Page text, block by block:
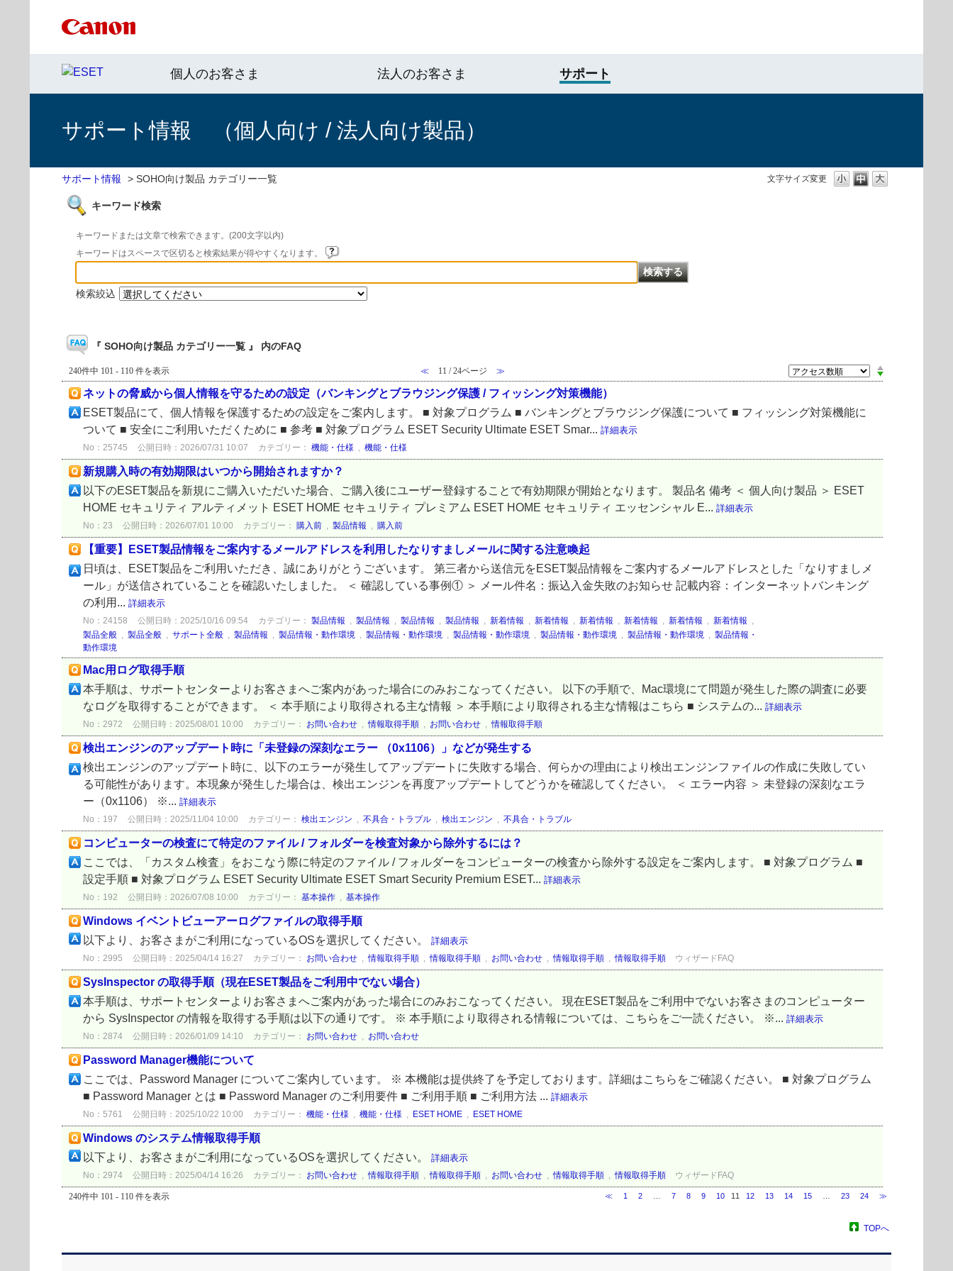
個人のお客さま 法人のお客さま サポート
サポート情報 （個人向け / 法人向け製品）
文字サイズ変更
サポート情報 > SOHO向け製品 カテゴリー一覧
キーワード検索
キーワードまたは文章で検索できます。(200文字以内)
キーワードはスペースで区切ると検索結果が得やすくなります。
検索絞込
『 SOHO向け製品 カテゴリー一覧 』 内のFAQ
240件中 101 - 110 件を表示 ≪ 11 / 24ページ ≫
ネットの脅威から個人情報を守るための設定（バンキングとブラウジング保護 / フィッシング対策機能）
ESET製品にて、個人情報を保護するための設定をご案内します。 ■ 対象プログラム ■ バンキングとブラウジング保護について ■ フィッシング対策機能に
ついて ■ 安全にご利用いただくために ■ 参考 ■ 対象プログラム ESET Security Ultimate ESET Smar... 詳細表示
No：25745 公開日時：2026/07/31 10:07 カテゴリー： 機能・仕様 , 機能・仕様
新規購入時の有効期限はいつから開始されますか？
以下のESET製品を新規にご購入いただいた場合、ご購入後にユーザー登録することで有効期限が開始となります。 製品名 備考 ＜ 個人向け製品 ＞ ESET
HOME セキュリティ アルティメット ESET HOME セキュリティ プレミアム ESET HOME セキュリティ エッセンシャル E... 詳細表示
No：23 公開日時：2026/07/01 10:00 カテゴリー： 購入前 , 製品情報 , 購入前
【重要】ESET製品情報をご案内するメールアドレスを利用したなりすましメールに関する注意喚起
日頃は、ESET製品をご利用いただき、誠にありがとうございます。 第三者から送信元をESET製品情報をご案内するメールアドレスとした「なりすましメ
ール」が送信されていることを確認いたしました。 ＜ 確認している事例① ＞ メール件名：振込入金失敗のお知らせ 記載内容：インターネットバンキング
の利用... 詳細表示
No：24158 公開日時：2025/10/16 09:54 カテゴリー： 製品情報 , 製品情報 , 製品情報 , 製品情報 , 新着情報 , 新着情報 , 新着情報 , 新着情報 , 新着情報 , 新着情報 ,
製品全般 , 製品全般 , サポート全般 , 製品情報 , 製品情報・動作環境 , 製品情報・動作環境 , 製品情報・動作環境 , 製品情報・動作環境 , 製品情報・動作環境 , 製品情報・
動作環境
Mac用ログ取得手順
本手順は、サポートセンターよりお客さまへご案内があった場合にのみおこなってください。 以下の手順で、Mac環境にて問題が発生した際の調査に必要
なログを取得することができます。 ＜ 本手順により取得される主な情報 ＞ 本手順により取得される主な情報はこちら ■ システムの... 詳細表示
No：2972 公開日時：2025/08/01 10:00 カテゴリー： お問い合わせ ,情報取得手順 , お問い合わせ ,情報取得手順
検出エンジンのアップデート時に「未登録の深刻なエラー （0x1106）」などが発生する
検出エンジンのアップデート時に、以下のエラーが発生してアップデートに失敗する場合、何らかの理由により検出エンジンファイルの作成に失敗してい
る可能性があります。本現象が発生した場合は、検出エンジンを再度アップデートしてどうかを確認してください。 ＜ エラー内容 ＞ 未登録の深刻なエラ
ー（0x1106） ※... 詳細表示
No：197 公開日時：2025/11/04 10:00 カテゴリー： 検出エンジン , 不具合・トラブル , 検出エンジン , 不具合・トラブル
コンピューターの検査にて特定のファイル / フォルダーを検査対象から除外するには？
ここでは、「カスタム検査」をおこなう際に特定のファイル / フォルダーをコンピューターの検査から除外する設定をご案内します。 ■ 対象プログラム ■
設定手順 ■ 対象プログラム ESET Security Ultimate ESET Smart Security Premium ESET... 詳細表示
No：192 公開日時：2026/07/08 10:00 カテゴリー： 基本操作 , 基本操作
Windows イベントビューアーログファイルの取得手順
以下より、お客さまがご利用になっているOSを選択してください。 詳細表示
No：2995 公開日時：2025/04/14 16:27 カテゴリー： お問い合わせ ,情報取得手順 ,情報取得手順 , お問い合わせ ,情報取得手順 ,情報取得手順 ウィザードFAQ
SysInspector の取得手順（現在ESET製品をご利用中でない場合）
本手順は、サポートセンターよりお客さまへご案内があった場合にのみおこなってください。 現在ESET製品をご利用中でないお客さまのコンピューター
から SysInspector の情報を取得する手順は以下の通りです。 ※ 本手順により取得される情報については、こちらをご一読ください。 ※... 詳細表示
No：2874 公開日時：2026/01/09 14:10 カテゴリー： お問い合わせ , お問い合わせ
Password Manager機能について
ここでは、Password Manager についてご案内しています。 ※ 本機能は提供終了を予定しております。詳細はこちらをご確認ください。 ■ 対象プログラム
■ Password Manager とは ■ Password Manager のご利用要件 ■ ご利用手順 ■ ご利用方法 ... 詳細表示
No：5761 公開日時：2025/10/22 10:00 カテゴリー： 機能・仕様 , 機能・仕様 , ESET HOME , ESET HOME
Windows のシステム情報取得手順
以下より、お客さまがご利用になっているOSを選択してください。 詳細表示
No：2974 公開日時：2025/04/14 16:26 カテゴリー： お問い合わせ ,情報取得手順 ,情報取得手順 , お問い合わせ ,情報取得手順 ,情報取得手順 ウィザードFAQ
240件中 101 - 110 件を表示 ≪ 1 2 7 8 9 10 11 12 13 14 15 23 24 ≫
TOPへ